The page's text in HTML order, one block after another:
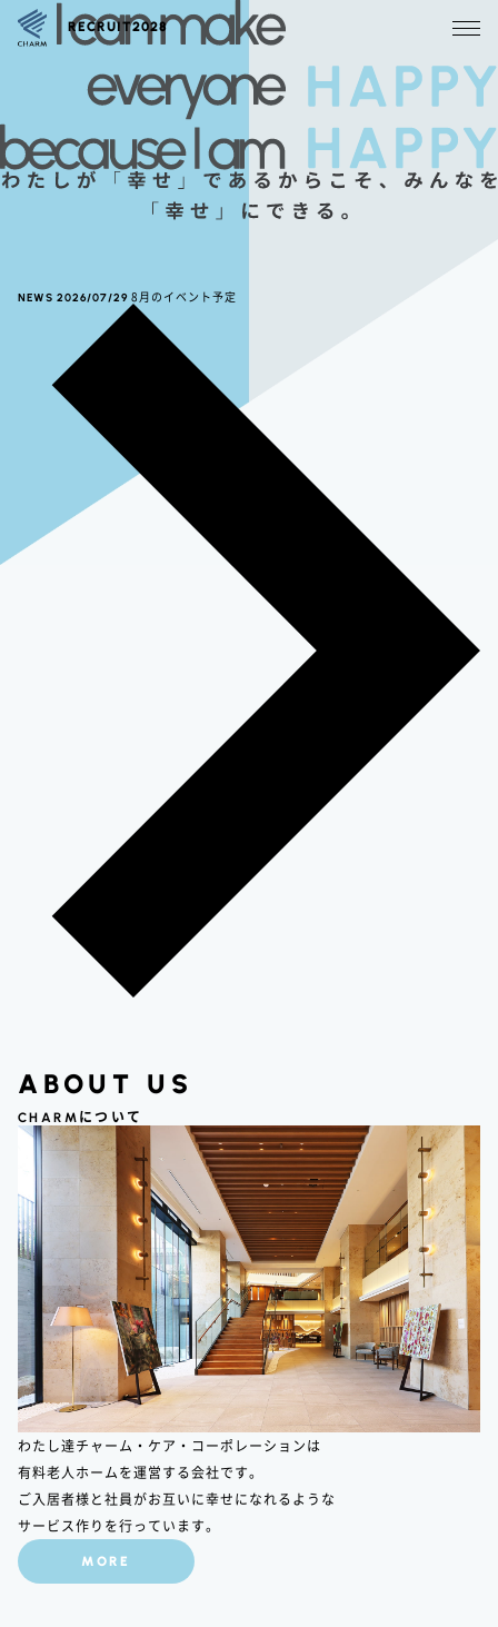
RECRUIT2028
NEWS 2026/07/29 8月のイベント予定
ABOUT US
CHARM について
わたし達チャーム・ケア・コーポレーションは
有料老人ホームを運営する会社です。
ご入居者様と社員がお互いに幸せになれるような
サービス作りを行っています。
MORE